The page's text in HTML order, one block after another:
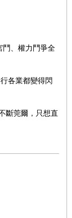
、權力鬥爭全
各業都變得閃
斷莞爾，只想直